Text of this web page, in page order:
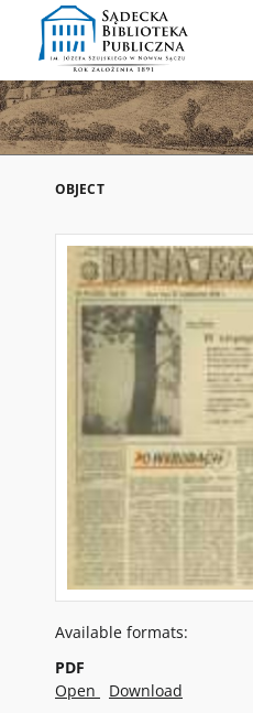
OBJECT
Available formats:
PDF
Open
Download